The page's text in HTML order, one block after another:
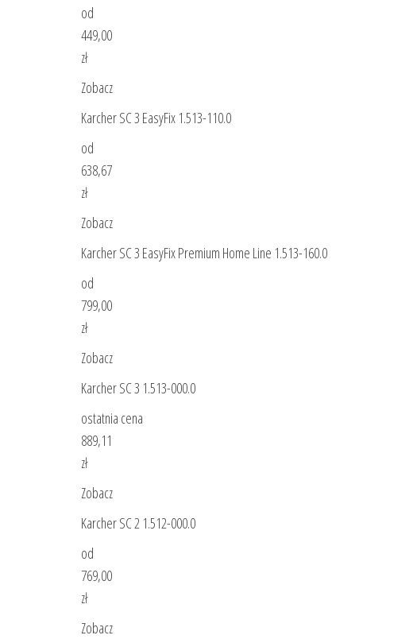
od
449,00
zł
Zobacz
Karcher SC 3 EasyFix 1.513-110.0
od
638,67
zł
Zobacz
Karcher SC 3 EasyFix Premium Home Line 1.513-160.0
od
799,00
zł
Zobacz
Karcher SC 3 1.513-000.0
ostatnia cena
889,11
zł
Zobacz
Karcher SC 2 1.512-000.0
od
769,00
zł
Zobacz